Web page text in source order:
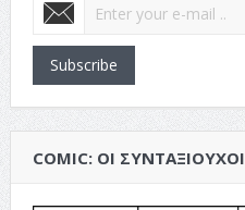
Subscribe
COMIC: ΟΙ ΣΥΝΤΑΞΙΟΎΧΟΙ